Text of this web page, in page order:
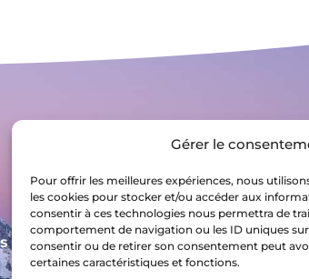
Gérer le
Pour offrir les meilleures expériences, nous
les cookies pour stocker et/ou accéder aux
consentir à ces technologies nous permettra de
comportement de navigation ou les ID uniques sur
consentir ou de retirer son consentement peut
certaines caractéristiques et fonctions.
de
S'inscrire à la